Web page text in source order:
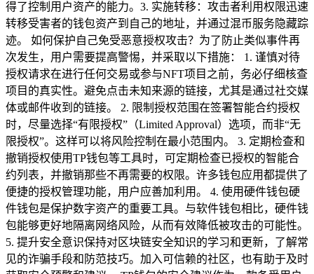
得了控制用户资产的能力。3. 实施转移：攻击者利用权限迅速
转移受害者的钱包资产到自己的地址，并通过混币服务隐藏踪
迹。 如何保护自己免受恶意授权攻击？为了防止类似事件再
次发生，用户需要提高警惕，并采取以下措施： 1. 谨慎对待
授权请求在进行任何交易或参与NFT项目之前，务必仔细核查
项目的真实性。避免点击未知来源的链接，尤其是通过社交媒
体或邮件收到的链接。 2. 限制授权范围在签署智能合约授权
时，尽量选择“有限授权”（Limited Approval）选项，而非“无
限授权”。这样可以将风险控制在最小范围内。 3. 定期检查和
撤销授权使用TP钱包等工具时，可定期检查已授权的智能合
约列表，并撤销那些不再需要的权限。许多钱包应用都提供了
便捷的授权管理功能，用户应善加利用。 4. 使用硬件钱包硬
件钱包是保护数字资产的重要工具。与软件钱包相比，硬件钱
包能够更好地隔离网络风险，从而有效降低被攻击的可能性。
5. 提升安全意识保持对区块链安全知识的学习和更新，了解常
见的诈骗手段和防范技巧。加入可信赖的社区，也有助于及时